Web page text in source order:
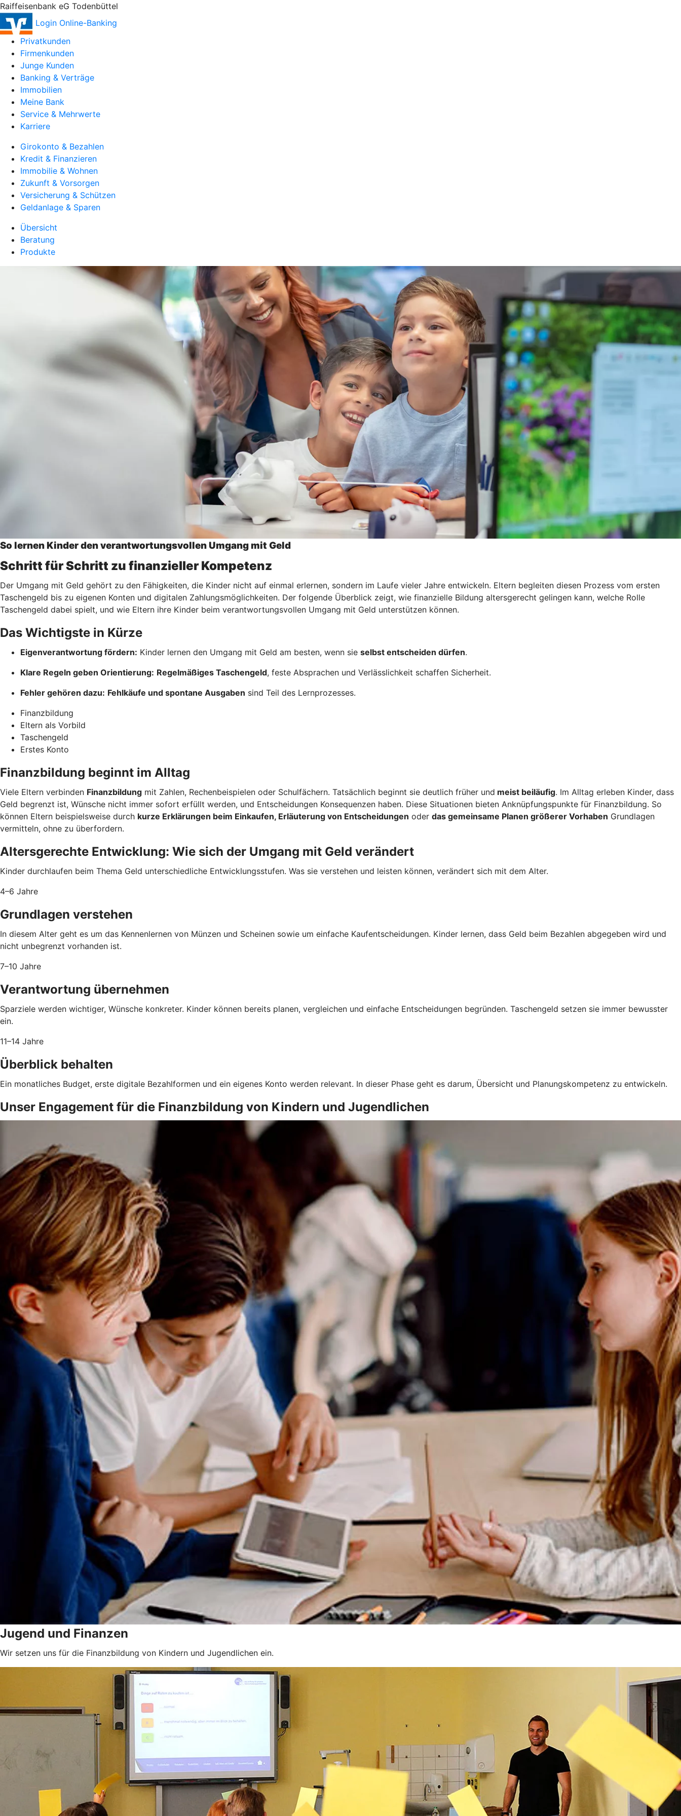
Raiffeisenbank eG Todenbüttel
Login Online-Banking
Privatkunden
Firmenkunden
Junge Kunden
Banking & Verträge
Immobilien
Meine Bank
Service & Mehrwerte
Karriere
Girokonto & Bezahlen
Kredit & Finanzieren
Immobilie & Wohnen
Zukunft & Vorsorgen
Versicherung & Schützen
Geldanlage & Sparen
Übersicht
Beratung
Produkte
So lernen Kinder den verantwortungsvollen Umgang mit Geld
Schritt für Schritt zu finanzieller Kompetenz
Der Umgang mit Geld gehört zu den Fähigkeiten, die Kinder nicht auf einmal erlernen, sondern im Laufe vieler Jahre entwickeln. Eltern begleiten diesen Prozess vom ersten
Taschengeld bis zu eigenen Konten und digitalen Zahlungsmöglichkeiten. Der folgende Überblick zeigt, wie finanzielle Bildung altersgerecht gelingen kann, welche Rolle
Taschengeld dabei spielt, und wie Eltern ihre Kinder beim verantwortungsvollen Umgang mit Geld unterstützen können.
Das Wichtigste in Kürze
Eigenverantwortung fördern: Kinder lernen den Umgang mit Geld am besten, wenn sie selbst entscheiden dürfen.
Klare Regeln geben Orientierung: Regelmäßiges Taschengeld, feste Absprachen und Verlässlichkeit schaffen Sicherheit.
Fehler gehören dazu: Fehlkäufe und spontane Ausgaben sind Teil des Lernprozesses.
Finanzbildung
Eltern als Vorbild
Taschengeld
Erstes Konto
Finanzbildung beginnt im Alltag
Viele Eltern verbinden Finanzbildung mit Zahlen, Rechenbeispielen oder Schulfächern. Tatsächlich beginnt sie deutlich früher und meist beiläufig. Im Alltag erleben Kinder, dass
Geld begrenzt ist, Wünsche nicht immer sofort erfüllt werden, und Entscheidungen Konsequenzen haben. Diese Situationen bieten Anknüpfungspunkte für Finanzbildung. So
können Eltern beispielsweise durch kurze Erklärungen beim Einkaufen, Erläuterung von Entscheidungen oder das gemeinsame Planen größerer Vorhaben Grundlagen
vermitteln, ohne zu überfordern.
Altersgerechte Entwicklung: Wie sich der Umgang mit Geld verändert
Kinder durchlaufen beim Thema Geld unterschiedliche Entwicklungsstufen. Was sie verstehen und leisten können, verändert sich mit dem Alter.
4–6 Jahre
Grundlagen verstehen
In diesem Alter geht es um das Kennenlernen von Münzen und Scheinen sowie um einfache Kaufentscheidungen. Kinder lernen, dass Geld beim Bezahlen abgegeben wird und
nicht unbegrenzt vorhanden ist.
7–10 Jahre
Verantwortung übernehmen
Sparziele werden wichtiger, Wünsche konkreter. Kinder können bereits planen, vergleichen und einfache Entscheidungen begründen. Taschengeld setzen sie immer bewusster
ein.
11–14 Jahre
Überblick behalten
Ein monatliches Budget, erste digitale Bezahlformen und ein eigenes Konto werden relevant. In dieser Phase geht es darum, Übersicht und Planungskompetenz zu entwickeln.
Unser Engagement für die Finanzbildung von Kindern und Jugendlichen
Jugend und Finanzen
Wir setzen uns für die Finanzbildung von Kindern und Jugendlichen ein.